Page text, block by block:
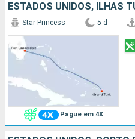
Pague em 4X
Star Princess 5 d